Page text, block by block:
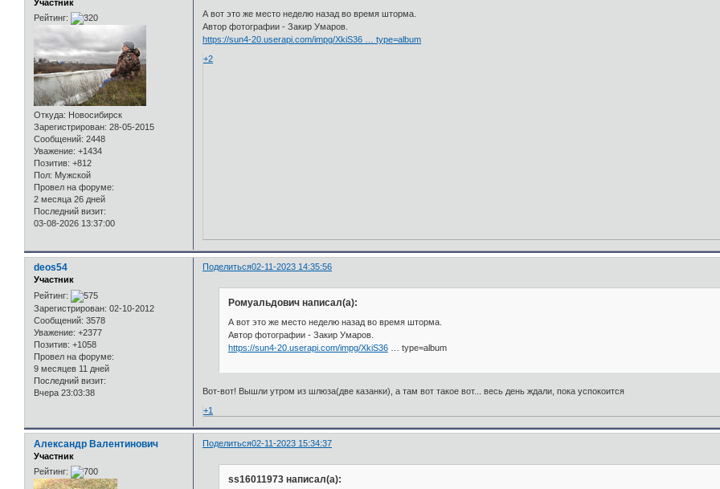
Участник
Рейтинг:
Откуда: Новосибирск
Зарегистрирован: 28-05-2015
Сообщений: 2448
Уважение: +1434
Позитив: +812
Пол: Мужской
Провел на форуме:
2 месяца 26 дней
Последний визит:
03-08-2026 13:37:00
А вот это же место неделю назад во время шторма.
Автор фотографии - Закир Умаров.
https://sun4-20.userapi.com/impg/XkiS36 … type=album
+2
Поделиться02-11-2023 14:35:56
deos54
Участник
Рейтинг:
Зарегистрирован: 02-10-2012
Сообщений: 3578
Уважение: +2377
Позитив: +1058
Провел на форуме:
9 месяцев 11 дней
Последний визит:
Вчера 23:03:38
Ромуальдович написал(а):
А вот это же место неделю назад во время шторма.
Автор фотографии - Закир Умаров.
https://sun4-20.userapi.com/impg/XkiS36… type=album
Вот-вот! Вышли утром из шлюза(две казанки), а там вот такое вот... весь день ждали, пока успокоится
+1
Поделиться02-11-2023 15:34:37
Александр Валентинович
Участник
Рейтинг:
ss16011973 написал(а):